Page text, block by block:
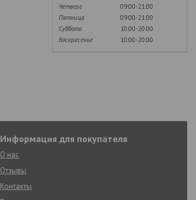
Четверг
09:00-21:00
Пятница
09:00-21:00
Суббота
10:00-20:00
Воскресенье
10:00-20:00
Информация для покупателя
О нас
Отзывы
Контакты